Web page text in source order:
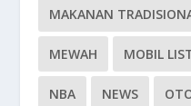
MAKANAN
MEWAH MOBIL
NBA NEWS